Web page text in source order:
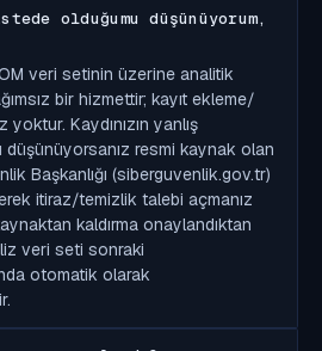
olduğumu düşünüyorum,
veri setinin üzerine analitik
bir hizmettir; kayıt ekleme/
yoktur. Kaydınızın yanlış
düşünüyorsanız resmi kaynak olan
Başkanlığı (siberguvenlik.gov.tr)
itiraz/temizlik talebi açmanız
kaldırma onaylandıktan
veri seti sonraki
otomatik olarak